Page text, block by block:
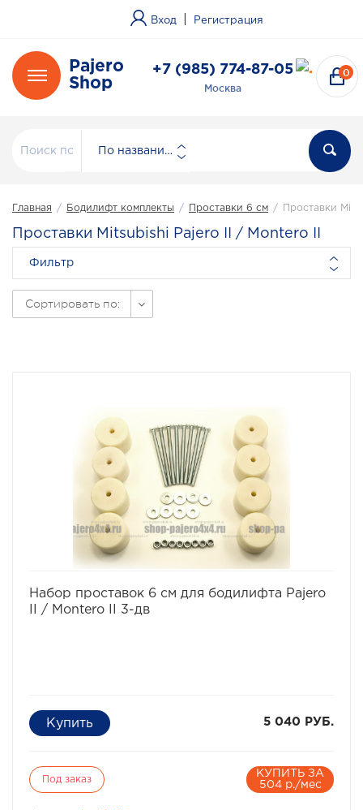
Вход Регистрация
Pajero
Shop
+7 (985) 774-87-05
Москва
0
По названию
Фильтр
Главная / Бодилифт комплекты / Проставки 6 см / Проставки
Проставки Mitsubishi Pajero II / Montero II
Сортировать по:
Набор проставок 6 см для бодилифта Pajero
II / Montero II 3-дв
5 040 РУБ.
Под заказ
КУПИТЬ ЗА
504 р./мес